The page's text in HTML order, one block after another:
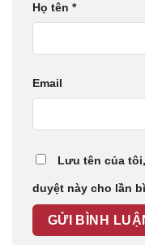
Họ tên *
Email
Lưu tên của
duyệt này cho lần